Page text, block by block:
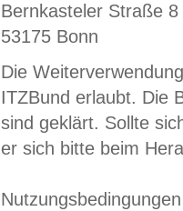
Bernkasteler Straße 8
53175 Bonn
Die
ITZBund erlaubt. Die
sind geklärt. Sollte
er sich bitte beim